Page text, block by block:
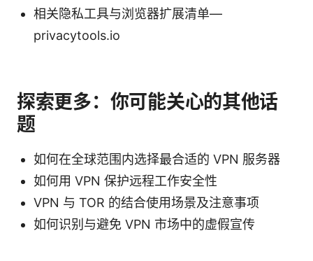
相关隐私工具与浏览器扩展清单—
privacytools.io
探索更多：你可能关心的其他话
题
如何在全球范围内选择最合适的 VPN 服务器
如何用 VPN 保护远程工作安全性
VPN 与 TOR 的结合使用场景及注意事项
如何识别与避免 VPN 市场中的虚假宣传